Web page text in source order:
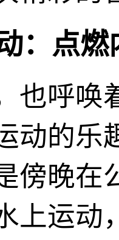
：点燃
也呼唤
动的乐
傍晚在
上运动